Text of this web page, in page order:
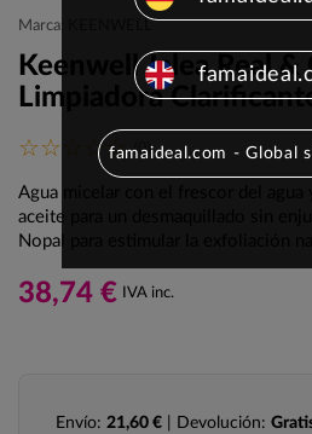
Marca: KEENWELL
Keenwell Jalea Real
Limpiadora
(0)
Agua micelar con el frescor del agua
aceite para un desmaquillado sin
Nopal para estimular la exfoliación
38,74 € IVA inc.
Envío: 21,60 € | Devolución:
famaideal.com - Global